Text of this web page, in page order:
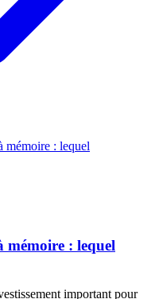
mémoire : lequel
important pour